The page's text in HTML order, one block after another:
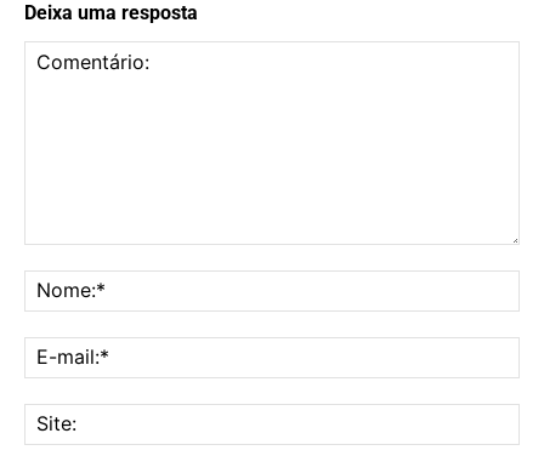
Deixa uma resposta